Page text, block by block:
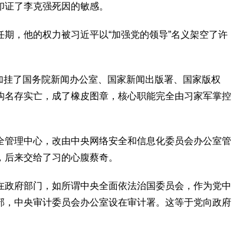
了李克强死因的敏感。
，他的权力被习近平以“加强党的领导”名义架空了许
挂了国务院新闻办公室、国家新闻出版署、国家版权
存实亡，成了橡皮图章，核心职能完全由习家军掌控
理中心，改由中央网络安全和信息化委员会办公室管
来交给了习的心腹蔡奇。
府部门，如所谓中央全面依法治国委员会，作为党中
中央审计委员会办公室设在审计署。这等于党向政府